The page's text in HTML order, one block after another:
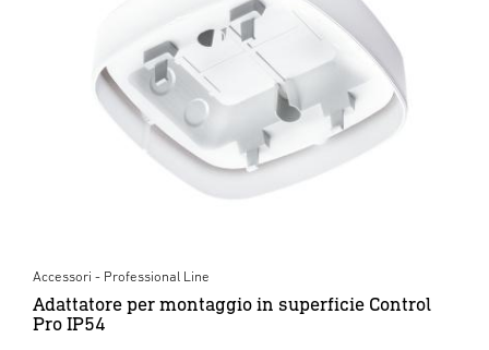
Accessori - Professional Line
Adattatore per montaggio in superficie Control
Pro IP54